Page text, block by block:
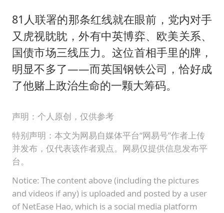
81人联署的那条红线就在眼前，党内对手
又虎视眈眈，外有中英博弈、欧美关系、
国债市场三线压力。这位首相手里的牌，
明显不多了——而英国钢铁公司，恰好成
了他赌上政治生命的一颗大筹码。
声明：个人原创，仅供参考
特别声明：本文为网易自媒体平台“网易号”作者上传
并发布，仅代表该作者观点。网易仅提供信息发布平
台。
Notice: The content above (including the pictures
and videos if any) is uploaded and posted by a user
of NetEase Hao, which is a social media platform